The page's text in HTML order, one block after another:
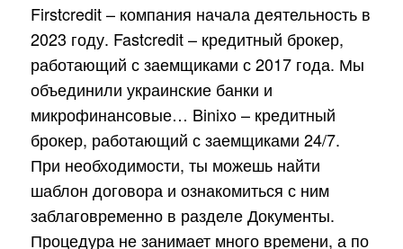
Firstcredit – компания начала деятельность в
2023 году. Fastcredit – кредитный брокер,
работающий с заемщиками с 2017 года. Мы
объединили украинские банки и
микрофинансовые… Binixo – кредитный
брокер, работающий с заемщиками 24/7.
При необходимости, ты можешь найти
шаблон договора и ознакомиться с ним
заблаговременно в разделе Документы.
Процедура не занимает много времени, а по